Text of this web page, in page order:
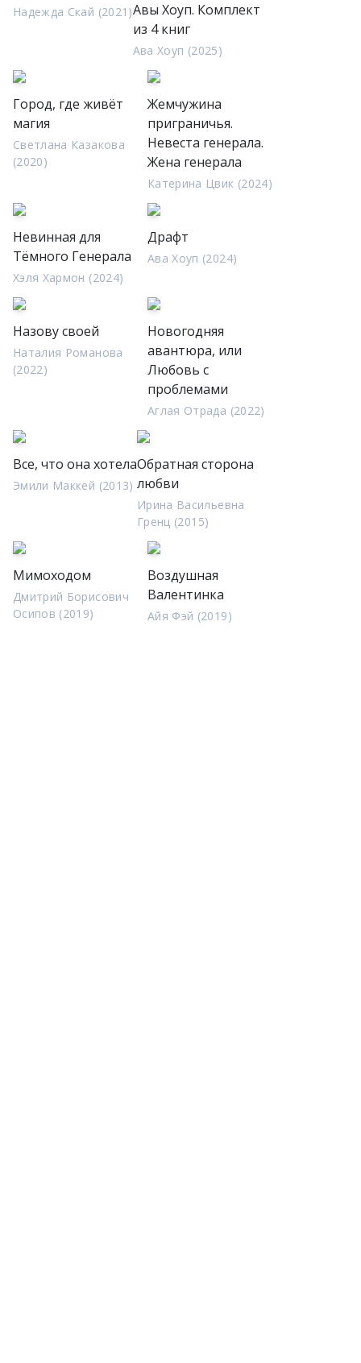
Надежда Скай (2021)Авы Хоуп. Комплект
из 4 книг
Ава Хоуп (2025)
Город, где живёт
магия
Светлана Казакова
(2020)
Жемчужина
приграничья.
Невеста генерала.
Жена генерала
Катерина Цвик (2024)
Невинная для
Тёмного Генерала
Хэля Хармон (2024)
Драфт
Ава Хоуп (2024)
Назову своей
Наталия Романова
(2022)
Новогодняя
авантюра, или
Любовь с
проблемами
Аглая Отрада (2022)
Все, что она хотела
Эмили Маккей (2013)
Обратная сторона
любви
Ирина Васильевна
Гренц (2015)
Мимоходом
Дмитрий Борисович
Осипов (2019)
Воздушная
Валентинка
Айя Фэй (2019)